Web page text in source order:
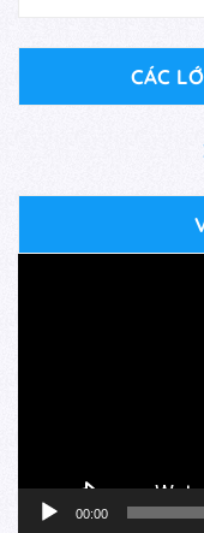
CÁC
00:00